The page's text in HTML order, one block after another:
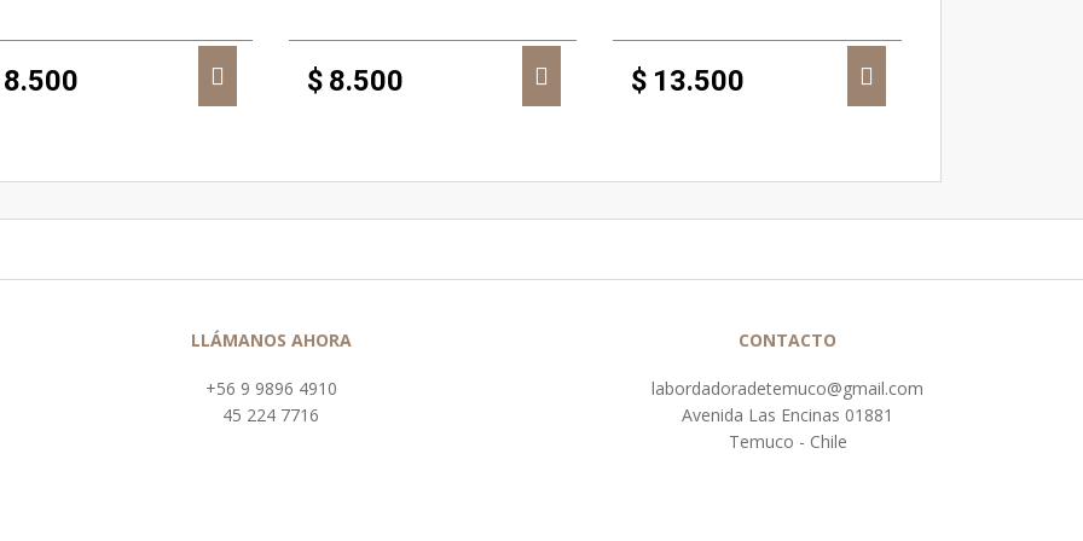
8.500 $ 8.500 $ 13.500
LLÁMANOS AHORA
+56 9 9896 4910
45 224 7716
CONTACTO
labordadoradetemuco@gmail.com
Avenida Las Encinas 01881
Temuco - Chile